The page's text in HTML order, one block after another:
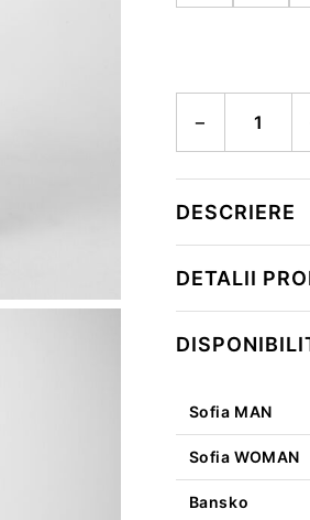
−
DESCRIERE
DETALII
Sofia MAN
Sofia WOMAN
Bansko